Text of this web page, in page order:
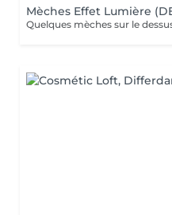
Mèches Effet Lumière
Quelques mèches sur le